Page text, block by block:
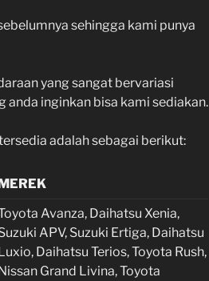
sehingga kami punya
yang sangat bervariasi
anda inginkan bisa kami sediakan.
adalah sebagai berikut:
Avanza, Daihatsu Xenia,
APV, Suzuki Ertiga, Daihatsu
Daihatsu Terios, Toyota Rush,
Grand Livina, Toyota